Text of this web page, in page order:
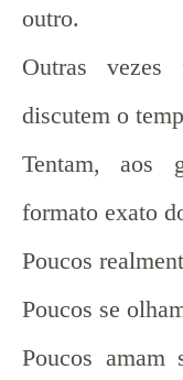
outro.
Outras
discutem o
Tentam, aos
formato exato
Poucos
Poucos se
Poucos amam